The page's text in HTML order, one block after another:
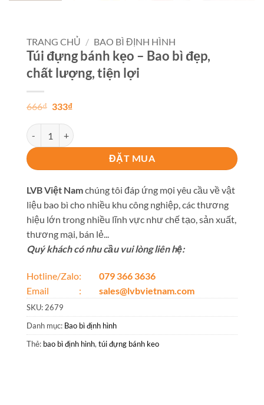
TRANG CHỦ / BAO BÌ ĐỊNH HÌNH
Túi đựng bánh kẹo – Bao bì đẹp,
chất lượng, tiện lợi
666₫ Giá
là:
666₫.
333₫Giá
là:
333₫.
Túi đựng bánh kẹo - Bao bì đẹp, chất lượng, tiện lợi số lượng
ĐẶT MUA
LVB Việt Namchúng tôi đáp ứng mọi yêu cầu về vật
liệu bao bì cho nhiều khu công nghiệp, các thương
hiệu lớn trong nhiều lĩnh vực như chế tạo, sản xuất,
thương mại, bán lẻ...
Quý khách có nhu cầu vui lòng liên hệ:
Hotline/Zalo:
079 366 3636
Email :
sales@lvbvietnam.com
SKU: 2679
Danh mục: Bao bì định hình
Thẻ: bao bì định hình, túi đựng bánh keo